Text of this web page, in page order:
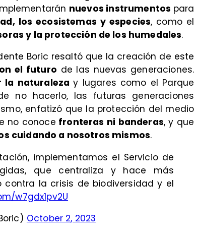
nuevos instrumentos para
los ecosistemas y especies, como el
y la protección de los humedales.
Boric resaltó que la creación de este
el futuro de las nuevas generaciones.
la naturalezay lugares como el Parque
no hacerlo, las futuras generaciones
enfatizó que la protección del medio
no conoce fronteras ni banderas, y que
cuidando a nosotros mismos.
implementamos el Servicio de
que centraliza y hace más
la crisis de biodiversidad y el
w7gdx1pv2U
October 2, 2023